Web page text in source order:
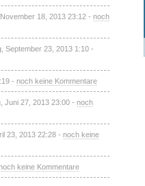
18, 2013 23:12 - noch
September 23, 2013 1:10 -
- noch keine Kommentare
Juni 27, 2013 23:00 - noch
23, 2013 22:28 - noch keine
keine Kommentare